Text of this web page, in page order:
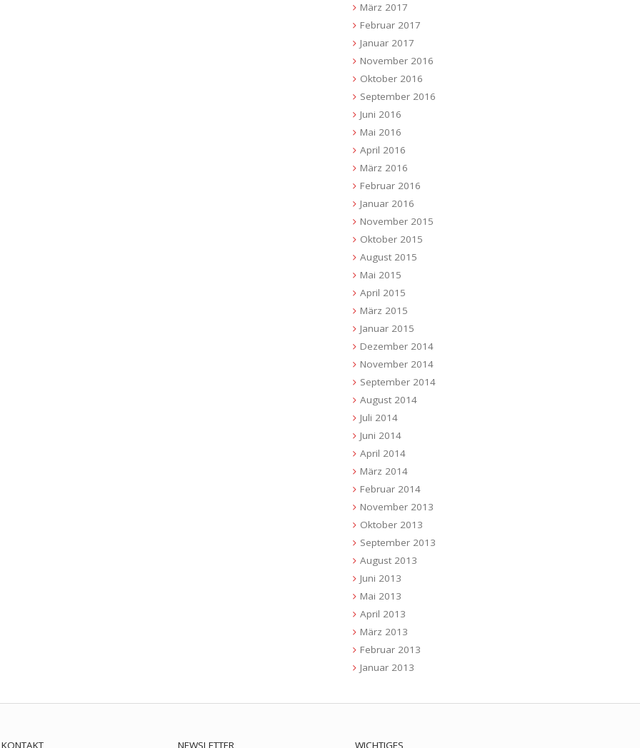
März 2017
Februar 2017
Januar 2017
November 2016
Oktober 2016
September 2016
Juni 2016
Mai 2016
April 2016
März 2016
Februar 2016
Januar 2016
November 2015
Oktober 2015
August 2015
Mai 2015
April 2015
März 2015
Januar 2015
Dezember 2014
November 2014
September 2014
August 2014
Juli 2014
Juni 2014
April 2014
März 2014
Februar 2014
November 2013
Oktober 2013
September 2013
August 2013
Juni 2013
Mai 2013
April 2013
März 2013
Februar 2013
Januar 2013
KONTAKT NEWSLETTER WICHTIGES